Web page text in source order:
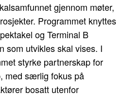
gjennom møter,
Programmet knyttes
og Terminal B
som utvikles skal vises. I
styrke partnerskap for
med særlig fokus på
bosatt utenfor